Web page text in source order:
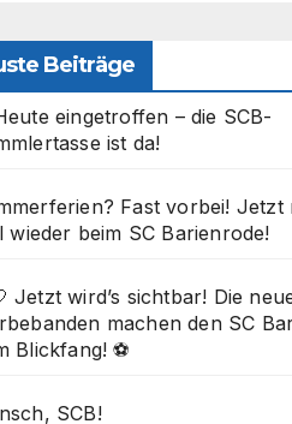
Beiträge
eingetroffen – die SCB-
ist da!
Fast vorbei! Jetzt
wieder beim SC Barienrode!
Jetzt wird’s sichtbar! Die
machen den SC
Blickfang! ⚽
SCB!